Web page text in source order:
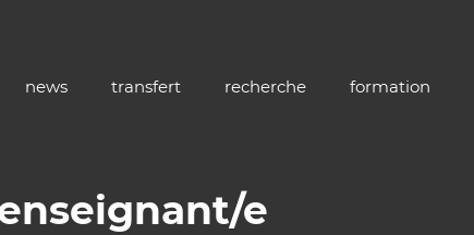
news transfert recherche formation
e